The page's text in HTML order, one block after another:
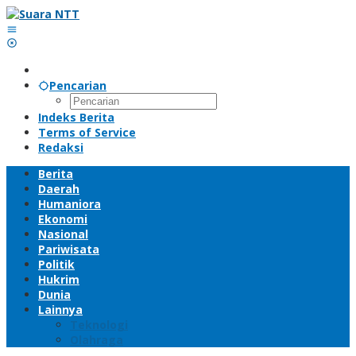
Lewati
ke
konten
Pencarian
Indeks Berita
Terms of Service
Redaksi
Berita
Daerah
Humaniora
Ekonomi
Nasional
Pariwisata
Politik
Hukrim
Dunia
Lainnya
Teknologi
Olahraga